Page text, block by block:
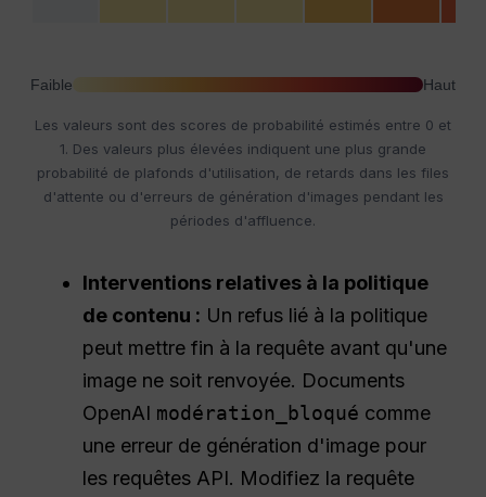
Faible Haut
Les valeurs sont des scores de probabilité estimés entre 0 et
1. Des valeurs plus élevées indiquent une plus grande
probabilité de plafonds d'utilisation, de retards dans les files
d'attente ou d'erreurs de génération d'images pendant les
périodes d'affluence.
Interventions relatives à la politique
de contenu : Un refus lié à la politique
peut mettre fin à la requête avant qu'une
image ne soit renvoyée. Documents
OpenAI modération_bloqué comme
une erreur de génération d'image pour
les requêtes API. Modifiez la requête